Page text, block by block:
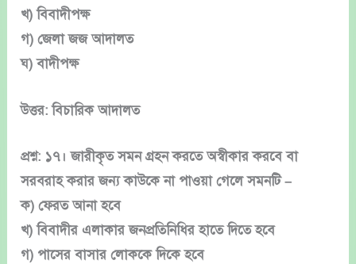
খ) বিবাদীপক্ষ
গ) জেলা জজ আদালত
ঘ) বাদীপক্ষ
উত্তর: বিচারিক আদালত
প্রশ্ন: ১৭। জারীকৃত সমন গ্রহন করতে অস্বীকার করবে বা
সরবরাহ করার জন্য কাউকে না পাওয়া গেলে সমনটি –
ক) ফেরত আনা হবে
খ) বিবাদীর এলাকার জনপ্রতিনিধির হাতে দিতে হবে
গ) পাসের বাসার লোককে দিকে হবে